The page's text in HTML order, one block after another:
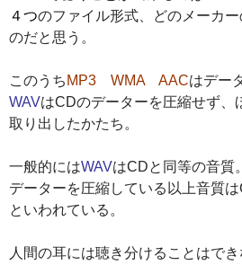
４つのファイル形式、どのメーカ
のだと思う。
このうち MP3 WMA AACはデー
WAVはCDのデーターを圧縮せず、
取り出したかたち。
一般的にはWAVはCDと同等の音
データーを圧縮している以上音質
といわれている。
人間の耳には聴き分けることはでき